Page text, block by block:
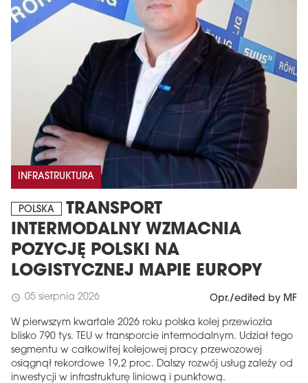
INFRASTRUKTURA
POLSKA
TRANSPORT
INTERMODALNY WZMACNIA
POZYCJĘ POLSKI NA
LOGISTYCZNEJ MAPIE EUROPY
schedule 05 sierpnia 2026 Opr./edited by MF
W pierwszym kwartale 2026 roku polska kolej przewiozła
blisko 790 tys. TEU w transporcie intermodalnym. Udział tego
segmentu w całkowitej kolejowej pracy przewozowej
osiągnął rekordowe 19,2 proc. Dalszy rozwój usług zależy od
inwestycji w infrastrukturę liniową i punktową.